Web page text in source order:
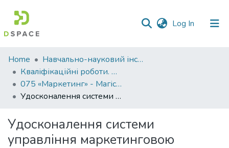
Log In (current)
Communities
&
Collections
All of DSpace
Statistics
Home
Навчально-науковий інститут економіки, управління, права та інформаційних технологій
Кваліфікаційні роботи. ННІ економіки, управління, права та ІТ
075 «Маркетинг» - Магістри 2023-2024
Удосконалення системи управління маркетинговою комунікацією підприємства
Удосконалення системи
управління маркетинговою